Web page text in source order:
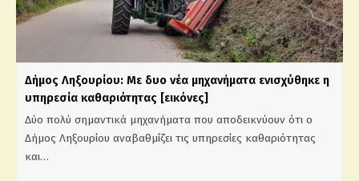
Δήμος Ληξουρίου: Με δυο νέα μηχανήματα ενισχύθηκε η
υπηρεσία καθαριότητας [εικόνες]
Δύο πολύ σημαντικά μηχανήματα που αποδεικνύουν ότι ο
Δήμος Ληξουρίου αναβαθμίζει τις υπηρεσίες καθαριότητας
και…